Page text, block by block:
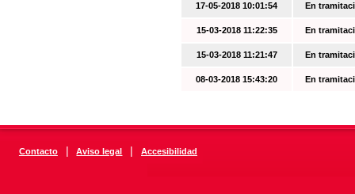
17-05-2018 10:01:54 En
15-03-2018 11:22:35 En
15-03-2018 11:21:47 En
08-03-2018 15:43:20 En
Contacto | Aviso legal | Accesibilidad